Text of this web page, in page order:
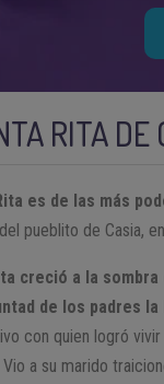
RITA DE
es de las más
pueblito de Casia,
creció a la
de los padres
con quien logró
a su marido